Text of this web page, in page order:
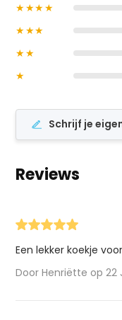
★★★★
★★★
★★
★
Schrijf je
Reviews
Een lekker koekje
Door Henriëtte op 22